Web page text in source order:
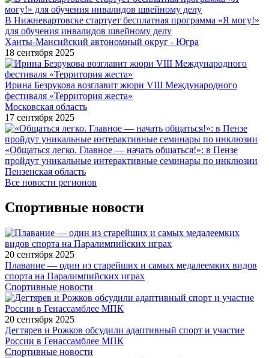
В Нижневартовске стартует бесплатная программа «Я могу!»
для обучения инвалидов швейному делу
Ханты-Мансийский автономный округ - Югра
18 сентября 2025
Ирина Безрукова возглавит жюри VIII Международного
фестиваля «Территория жеста»
Московская область
17 сентября 2025
«Общаться легко. Главное — начать общаться!»: в Пензе
пройдут уникальные интерактивные семинары по инклюзии
Пензенская область
Все новости регионов
Спортивные новости
20 сентября 2025
Плавание — один из старейших и самых медалеемких видов
спорта на Паралимпийских играх
Спортивные новости
20 сентября 2025
Дегтярев и Рожков обсудили адаптивный спорт и участие
России в Генассамблее МПК
Спортивные новости